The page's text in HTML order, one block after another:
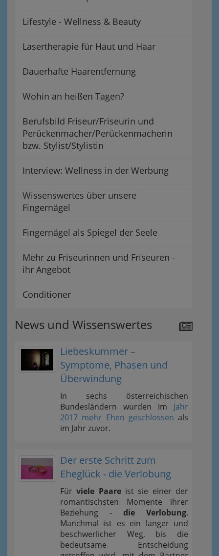
Lifestyle - Wellness & Beauty
Lasertherapie für Haut und Haar
Dauerhafte Haarentfernung
Wohin an heißen Tagen?
Berufsbild Friseur/Friseurin und
Perückenmacher/Perückenmacherin
bzw. Stylist/Stylistin
Interview: Wellness in der Werbung
Wissenswertes über unsere
Fingernägel
Fingernägel als Spiegel der Seele
Mehr zu Friseurinnen und Friseuren -
ihr Angebot
Conditioner
News und Wissenswertes
Liebeskummer –
Symptome, Phasen und
Überwindung
In sechs österreichischen
Bundesländern wurden im Jahr
2017 mehr Ehen geschlossen als
im Jahr zuvor.
Der erste Schritt zum
Eheglück - die Verlobung
Fürviele Paareist sie einer der
romantischsten Momente ihrer
Beziehung - die Verlobung.
Manchmal ist es ein langer und
beschwerlicher Weg, bis die
bedeutsame Entscheidung